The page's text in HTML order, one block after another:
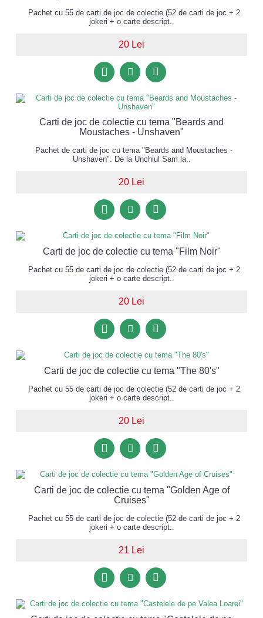
Pachet cu 55 de carti de joc de colectie (52 de carti de joc + 2
jokeri + o carte descript..
20 Lei
Carti de joc de colectie cu tema "Beards and
Moustaches - Unshaven"
Pachet de carti de joc cu tema "Beards and Moustaches -
Unshaven". De la Unchiul Sam la..
20 Lei
Carti de joc de colectie cu tema "Film Noir"
Pachet cu 55 de carti de joc de colectie (52 de carti de joc + 2
jokeri + o carte descript..
20 Lei
Carti de joc de colectie cu tema "The 80's"
Pachet cu 55 de carti de joc de colectie (52 de carti de joc + 2
jokeri + o carte descript..
20 Lei
Carti de joc de colectie cu tema "Golden Age of
Cruises"
Pachet cu 55 de carti de joc de colectie (52 de carti de joc + 2
jokeri + o carte descript..
21 Lei